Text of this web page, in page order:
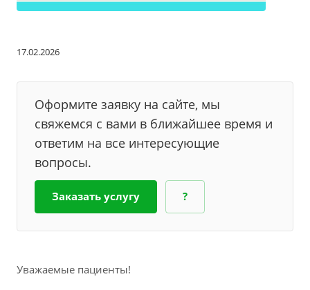
17.02.2026
Оформите заявку на сайте, мы
свяжемся с вами в ближайшее время и
ответим на все интересующие
вопросы.
Заказать услугу ?
Уважаемые пациенты!